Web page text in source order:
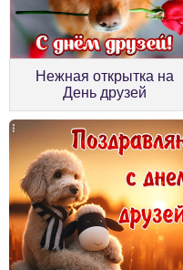
Нежная открытка на
День друзей